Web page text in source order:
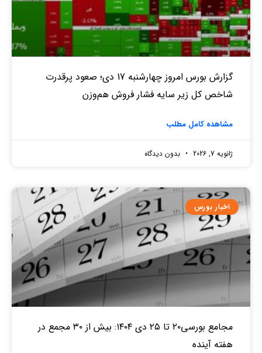
گزارش بورس امروز چهارشنبه 17 دی؛ صعود پرقدرت
شاخص کل زیر سایه فشار فروش هم‌وزن
مشاهده کامل مطلب
ژانویه 7, 2026 بدون دیدگاه
اخبار بورس
مجامع بورسی۲۰ تا ۲۵ دی ۱۴۰۴: بیش از ۳۰ مجمع در
هفته آینده